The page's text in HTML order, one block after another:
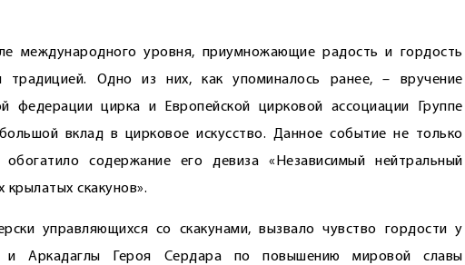
международного уровня, приумножающие радость и гордость
Одно из них, как упоминалось ранее, – вручение
федерации цирка и Европейской цирковой ассоциации Группе
вклад в цирковое искусство. Данное событие не только
содержание его девиза «Независимый нейтральный
скакунов».
управляющихся со скакунами, вызвало чувство гордости у
и Аркадаглы Героя Сердара по повышению мировой славы